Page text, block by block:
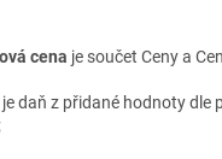
cena je součet Ceny a
je daň z přidané hodnoty dle